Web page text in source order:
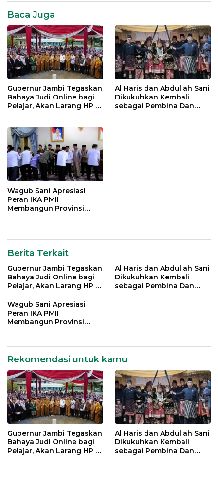
SR28
Baca Juga
Gubernur Jambi Tegaskan
Bahaya Judi Online bagi
Pelajar, Akan Larang HP di
Al Haris dan Abdullah Sani
Dikukuhkan Kembali
sebagai Pembina Dan
Wagub Sani Apresiasi
Peran IKA PMII
Membangun Provinsi
Berita Terkait
Gubernur Jambi Tegaskan
Bahaya Judi Online bagi
Pelajar, Akan Larang HP di
Al Haris dan Abdullah Sani
Dikukuhkan Kembali
sebagai Pembina Dan
Wagub Sani Apresiasi
Peran IKA PMII
Membangun Provinsi
Rekomendasi untuk kamu
Gubernur Jambi Tegaskan
Bahaya Judi Online bagi
Pelajar, Akan Larang HP di
Al Haris dan Abdullah Sani
Dikukuhkan Kembali
sebagai Pembina Dan